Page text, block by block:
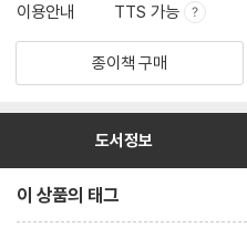
이용안내 TTS 가능
종이책 구매
도서정보
이 상품의 태그